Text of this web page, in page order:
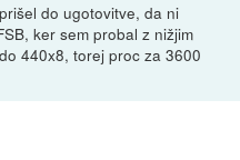
do ugotovitve, da ni
ker sem probal z nižjim
440x8, torej proc za 3600